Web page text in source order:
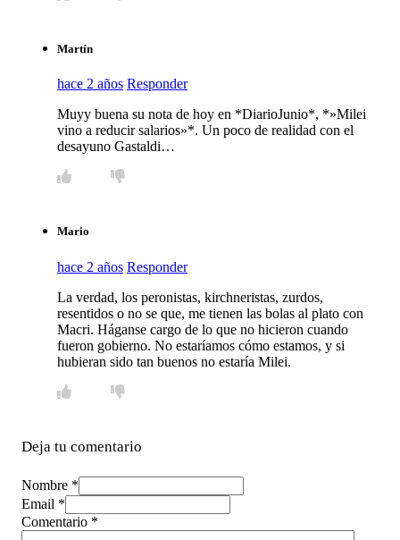
Martín
hace 2 años Responder
Muyy buena su nota de hoy en *DiarioJunio*, *»Milei
vino a reducir salarios»*. Un poco de realidad con el
desayuno Gastaldi…
Mario
hace 2 años Responder
La verdad, los peronistas, kirchneristas, zurdos,
resentidos o no se que, me tienen las bolas al plato con
Macri. Háganse cargo de lo que no hicieron cuando
fueron gobierno. No estaríamos cómo estamos, y si
hubieran sido tan buenos no estaría Milei.
Deja tu comentario
Nombre *
Email *
Comentario *